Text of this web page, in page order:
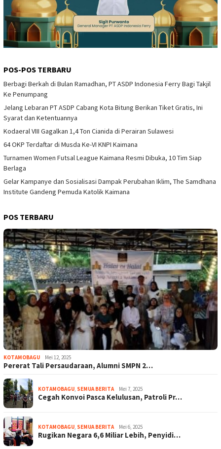
POS-POS TERBARU
Berbagi Berkah di Bulan Ramadhan, PT ASDP Indonesia Ferry Bagi Takjil
Ke Penumpang
Jelang Lebaran PT ASDP Cabang Kota Bitung Berikan Tiket Gratis, Ini
Syarat dan Ketentuannya
Kodaeral VIII Gagalkan 1,4 Ton Cianida di Perairan Sulawesi
64 OKP Terdaftar di Musda Ke-VI KNPI Kaimana
Turnamen Women Futsal League Kaimana Resmi Dibuka, 10 Tim Siap
Berlaga
Gelar Kampanye dan Sosialisasi Dampak Perubahan Iklim, The Samdhana
Institute Gandeng Pemuda Katolik Kaimana
POS TERBARU
KOTAMOBAGU Mei 12, 2025
Pererat Tali Persaudaraan, Alumni SMPN 2…
KOTAMOBAGU SEMUA BERITA Mei 7, 2025
Cegah Konvoi Pasca Kelulusan, Patroli Pr…
KOTAMOBAGU SEMUA BERITA Mei 6, 2025
Rugikan Negara 6,6 Miliar Lebih, Penyidi…